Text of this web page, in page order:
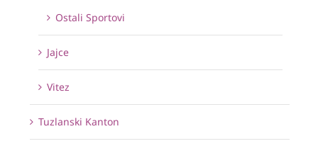
Ostali Sportovi
Jajce
Vitez
Tuzlanski Kanton